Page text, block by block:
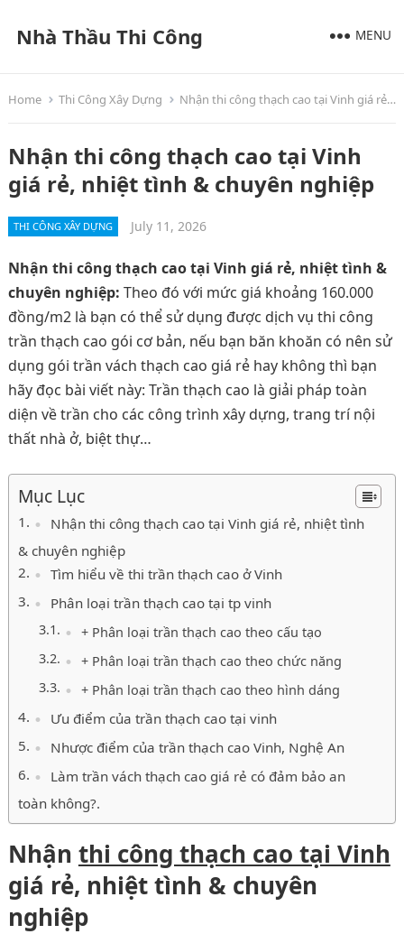
Nhà Thầu Thi Công MENU
Home Thi Công Xây Dựng Nhận thi công thạch cao tại Vinh giá rẻ, nhiệt tình & chuyên nghiệp
Nhận thi công thạch cao tại Vinh
giá rẻ, nhiệt tình & chuyên nghiệp
THI CÔNG XÂY DỰNG July 11, 2026
Nhận thi công thạch cao tại Vinh giá rẻ, nhiệt tình &
chuyên nghiệp: Theo đó với mức giá khoảng 160.000
đồng/m2 là bạn có thể sử dụng được dịch vụ thi công
trần thạch cao gói cơ bản, nếu bạn băn khoăn có nên sử
dụng gói trần vách thạch cao giá rẻ hay không thì bạn
hãy đọc bài viết này: Trần thạch cao là giải pháp toàn
diện về trần cho các công trình xây dựng, trang trí nội
thất nhà ở, biệt thự…
Mục Lục
Nhận thi công thạch cao tại Vinh giá rẻ, nhiệt tình
& chuyên nghiệp
Tìm hiểu về thi trần thạch cao ở Vinh
Phân loại trần thạch cao tại tp vinh
+ Phân loại trần thạch cao theo cấu tạo
+ Phân loại trần thạch cao theo chức năng
+ Phân loại trần thạch cao theo hình dáng
Ưu điểm của trần thạch cao tại vinh
Nhược điểm của trần thạch cao Vinh, Nghệ An
Làm trần vách thạch cao giá rẻ có đảm bảo an
toàn không?.
Nhận thi công thạch cao tại Vinh
giá rẻ, nhiệt tình & chuyên
nghiệp